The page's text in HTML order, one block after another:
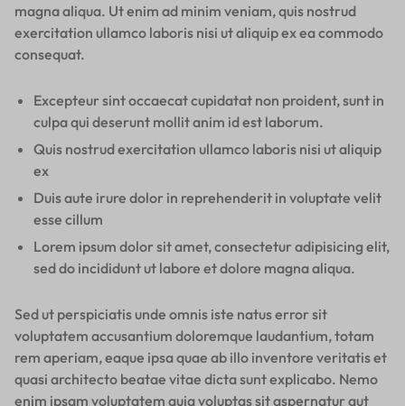
magna aliqua. Ut enim ad minim veniam, quis nostrud
exercitation ullamco laboris nisi ut aliquip ex ea commodo
consequat.
Excepteur sint occaecat cupidatat non proident, sunt in
culpa qui deserunt mollit anim id est laborum.
Quis nostrud exercitation ullamco laboris nisi ut aliquip
ex
Duis aute irure dolor in reprehenderit in voluptate velit
esse cillum
Lorem ipsum dolor sit amet, consectetur adipisicing elit,
sed do incididunt ut labore et dolore magna aliqua.
Sed ut perspiciatis unde omnis iste natus error sit
voluptatem accusantium doloremque laudantium, totam
rem aperiam, eaque ipsa quae ab illo inventore veritatis et
quasi architecto beatae vitae dicta sunt explicabo. Nemo
enim ipsam voluptatem quia voluptas sit aspernatur aut